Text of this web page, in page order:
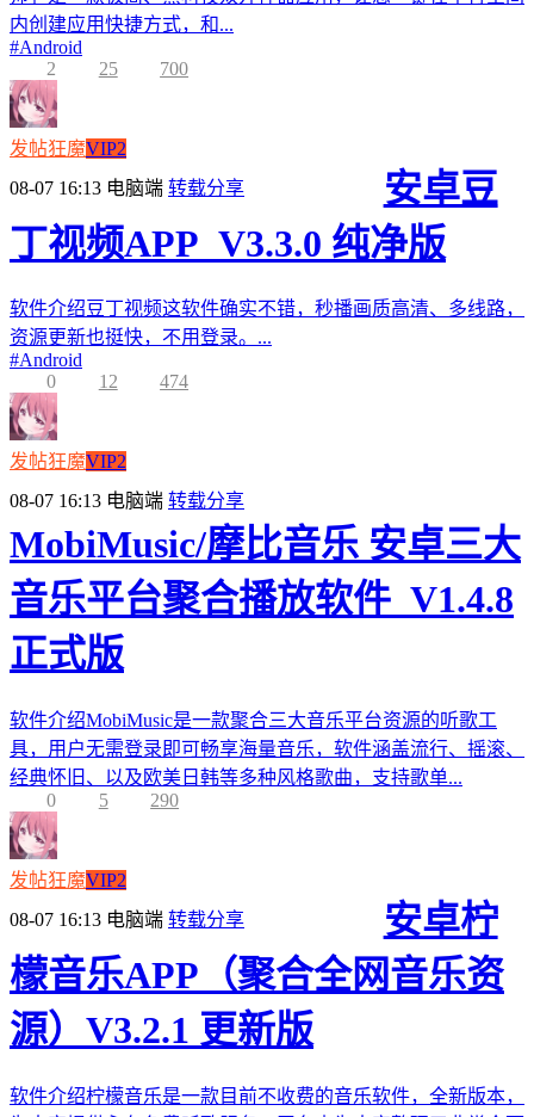
内创建应用快捷方式，和...
#Android
2
25 700
发帖狂魔VIP2
08-07 16:13 电脑端 转载分享
安卓豆
丁视频APP_V3.3.0 纯净版
软件介绍豆丁视频这软件确实不错，秒播画质高清、多线路，
资源更新也挺快，不用登录。...
#Android
0
12 474
发帖狂魔VIP2
08-07 16:13 电脑端 转载分享
MobiMusic/摩比音乐 安卓三大
音乐平台聚合播放软件_V1.4.8
正式版
软件介绍MobiMusic是一款聚合三大音乐平台资源的听歌工
具，用户无需登录即可畅享海量音乐，软件涵盖流行、摇滚、
经典怀旧、以及欧美日韩等多种风格歌曲，支持歌单...
0
5 290
发帖狂魔VIP2
08-07 16:13 电脑端 转载分享
安卓柠
檬音乐APP（聚合全网音乐资
源）V3.2.1 更新版
软件介绍柠檬音乐是一款目前不收费的音乐软件，全新版本，